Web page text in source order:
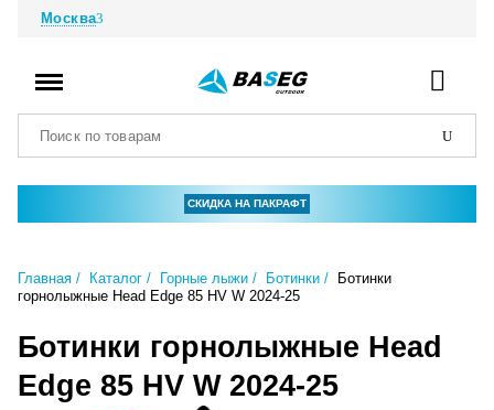
Москва
СКИДКА НА ПАКРАФТ
Главная Каталог Горные лыжи Ботинки
Ботинки
горнолыжные Head Edge 85 HV W 2024-25
Ботинки горнолыжные Head
Edge 85 HV W 2024-25